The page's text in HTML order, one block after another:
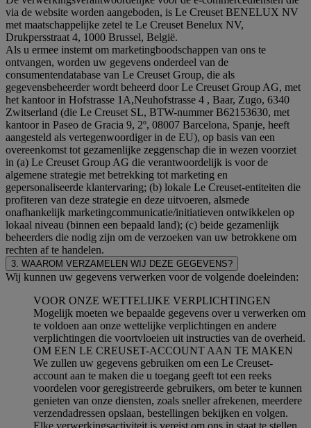
via de website worden aangeboden, is Le Creuset BENELUX NV
met maatschappelijke zetel te Le Creuset Benelux NV,
Drukpersstraat 4, 1000 Brussel, België.
Als u ermee instemt om marketingboodschappen van ons te
ontvangen, worden uw gegevens onderdeel van de
consumentendatabase van Le Creuset Group, die als
gegevensbeheerder wordt beheerd door Le Creuset Group AG, met
het kantoor in Hofstrasse 1A,Neuhofstrasse 4 , Baar, Zugo, 6340
Zwitserland (die Le Creuset SL, BTW-nummer B62153630, met
kantoor in Paseo de Gracia 9, 2º, 08007 Barcelona, Spanje, heeft
aangesteld als vertegenwoordiger in de EU), op basis van een
overeenkomst tot gezamenlijke zeggenschap die in wezen voorziet
in (a) Le Creuset Group AG die verantwoordelijk is voor de
algemene strategie met betrekking tot marketing en
gepersonaliseerde klantervaring; (b) lokale Le Creuset-entiteiten die
profiteren van deze strategie en deze uitvoeren, alsmede
onafhankelijk marketingcommunicatie/initiatieven ontwikkelen op
lokaal niveau (binnen een bepaald land); (c) beide gezamenlijk
beheerders die nodig zijn om de verzoeken van uw betrokkene om
rechten af te handelen.
3. WAAROM VERZAMELEN WIJ DEZE GEGEVENS?
Wij kunnen uw gegevens verwerken voor de volgende doeleinden:
VOOR ONZE WETTELIJKE VERPLICHTINGEN
Mogelijk moeten we bepaalde gegevens over u verwerken om
te voldoen aan onze wettelijke verplichtingen en andere
verplichtingen die voortvloeien uit instructies van de overheid.
OM EEN LE CREUSET-ACCOUNT AAN TE MAKEN
We zullen uw gegevens gebruiken om een Le Creuset-
account aan te maken die u toegang geeft tot een reeks
voordelen voor geregistreerde gebruikers, om beter te kunnen
genieten van onze diensten, zoals sneller afrekenen, meerdere
verzendadressen opslaan, bestellingen bekijken en volgen.